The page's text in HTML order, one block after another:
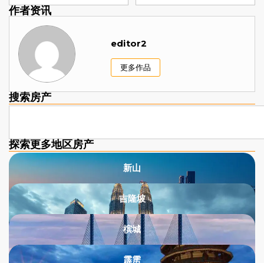
作者资讯
editor2
更多作品
搜索房产
探索更多地区房产​
新山
吉隆坡
槟城
霹雳